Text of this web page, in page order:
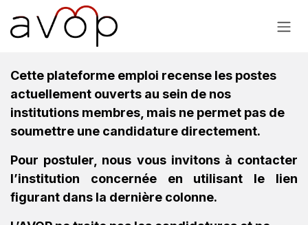
Se rendre au contenu
Cette plateforme emploi recense les postes
actuellement ouverts au sein de nos
institutions membres, mais ne permet pas de
soumettre une candidature directement.
Pour postuler, nous vous invitons à contacter
l’institution concernée en utilisant le lien
figurant dans la dernière colonne.